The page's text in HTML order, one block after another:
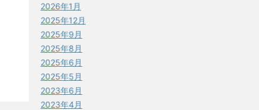
2026年1月
2025年12月
2025年9月
2025年8月
2025年6月
2025年5月
2023年6月
2023年4月